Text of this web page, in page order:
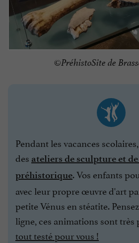
©PréhistoSite de
Pendant les vacances
des ateliers de sculpture et
préhistorique. Vos enfants
avec leur propre œuvre d'art
petite Vénus en stéatite.
ligne, ces animations sont très
tout testé pour vous !